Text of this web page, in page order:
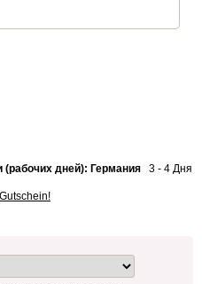
(рабочих дней): Германия 3 - 4 Дня